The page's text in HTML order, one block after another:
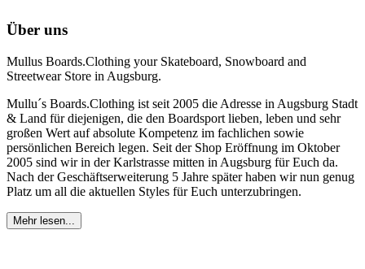
Über uns
Mullus Boards.Clothing your Skateboard, Snowboard and
Streetwear Store in Augsburg.
Mullu´s Boards.Clothing ist seit 2005 die Adresse in Augsburg Stadt
& Land für diejenigen, die den Boardsport lieben, leben und sehr
großen Wert auf absolute Kompetenz im fachlichen sowie
persönlichen Bereich legen. Seit der Shop Eröffnung im Oktober
2005 sind wir in der Karlstrasse mitten in Augsburg für Euch da.
Nach der Geschäftserweiterung 5 Jahre später haben wir nun genug
Platz um all die aktuellen Styles für Euch unterzubringen.
Mehr lesen...